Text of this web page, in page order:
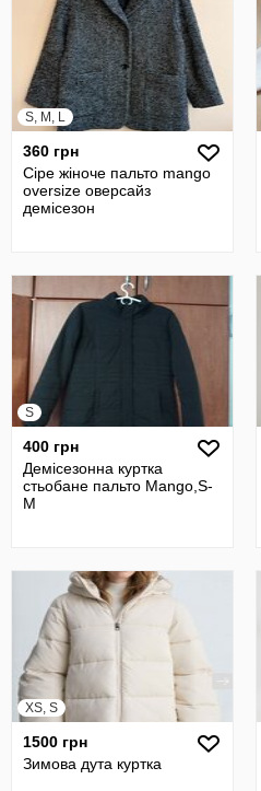
S, M, L
360 грн
Сіре жіноче пальто mango
oversize оверсайз
демісезон
S
400 грн
Демісезонна куртка
стьобане пальто Mango,S-
M
XS, S
1500 грн
Зимова дута куртка